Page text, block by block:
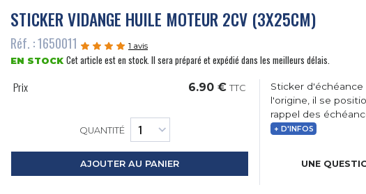
STICKER VIDANGE HUILE MOTEUR 2CV (3X25CM)
Réf. : 1650011 1 avis
EN STOCK Cet article est en stock. Il sera préparé et expédié dans les meilleurs délais.
Prix 6.90 € TTC
QUANTITÉ
AJOUTER AU PANIER
Sticker
l'origine, il se
rappel des
+ D'INFOS
UNE